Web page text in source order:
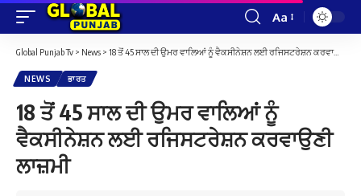
Font
Resizer
Aa
Global Punjab Tv > News > 18 ਤੋਂ 45 ਸਾਲ ਦੀ ਉਮਰ ਵਾਲਿਆਂ ਨੂੰ ਵੈਕਸੀਨੇਸ਼ਨ ਲਈ ਰਜਿਸਟਰੇਸ਼ਨ ਕਰਵਾਉਣੀ ਲਾਜ਼ਮੀ
NEWS ਭਾਰਤ
18 ਤੋਂ 45 ਸਾਲ ਦੀ ਉਮਰ ਵਾਲਿਆਂ ਨੂੰ
ਵੈਕਸੀਨੇਸ਼ਨ ਲਈ ਰਜਿਸਟਰੇਸ਼ਨ ਕਰਵਾਉਣੀ
ਲਾਜ਼ਮੀ